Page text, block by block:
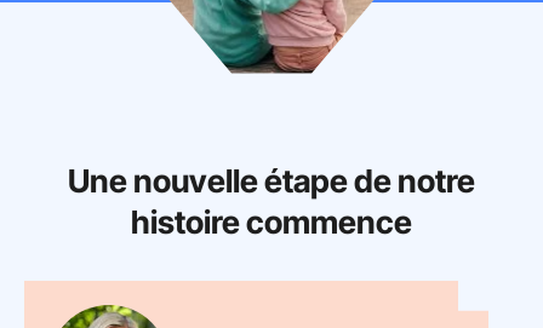
Une nouvelle étape de notre
histoire commence